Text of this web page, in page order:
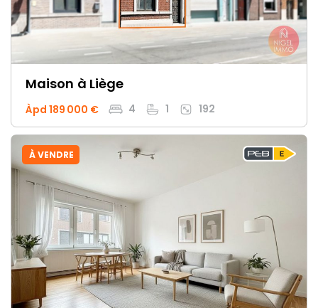
Maison à Liège
Àpd 189 000 € 4 1 192
À VENDRE